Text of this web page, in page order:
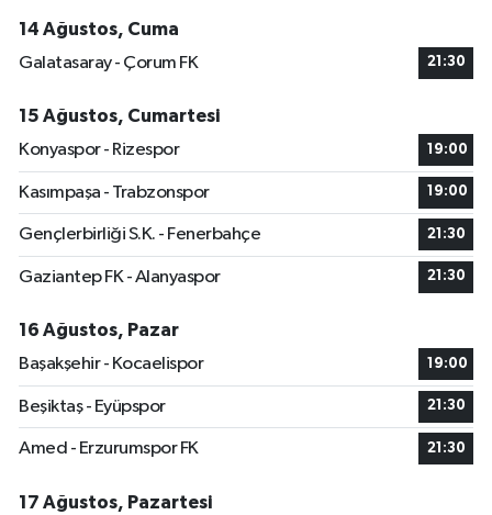
14 Ağustos, Cuma
Galatasaray - Çorum FK
21:30
15 Ağustos, Cumartesi
Konyaspor - Rizespor
19:00
Kasımpaşa - Trabzonspor 19:00
Gençlerbirliği S.K. - Fenerbahçe 21:30
Gaziantep FK - Alanyaspor 21:30
16 Ağustos, Pazar
Başakşehir - Kocaelispor
19:00
Beşiktaş - Eyüpspor 21:30
Amed - Erzurumspor FK 21:30
17 Ağustos, Pazartesi